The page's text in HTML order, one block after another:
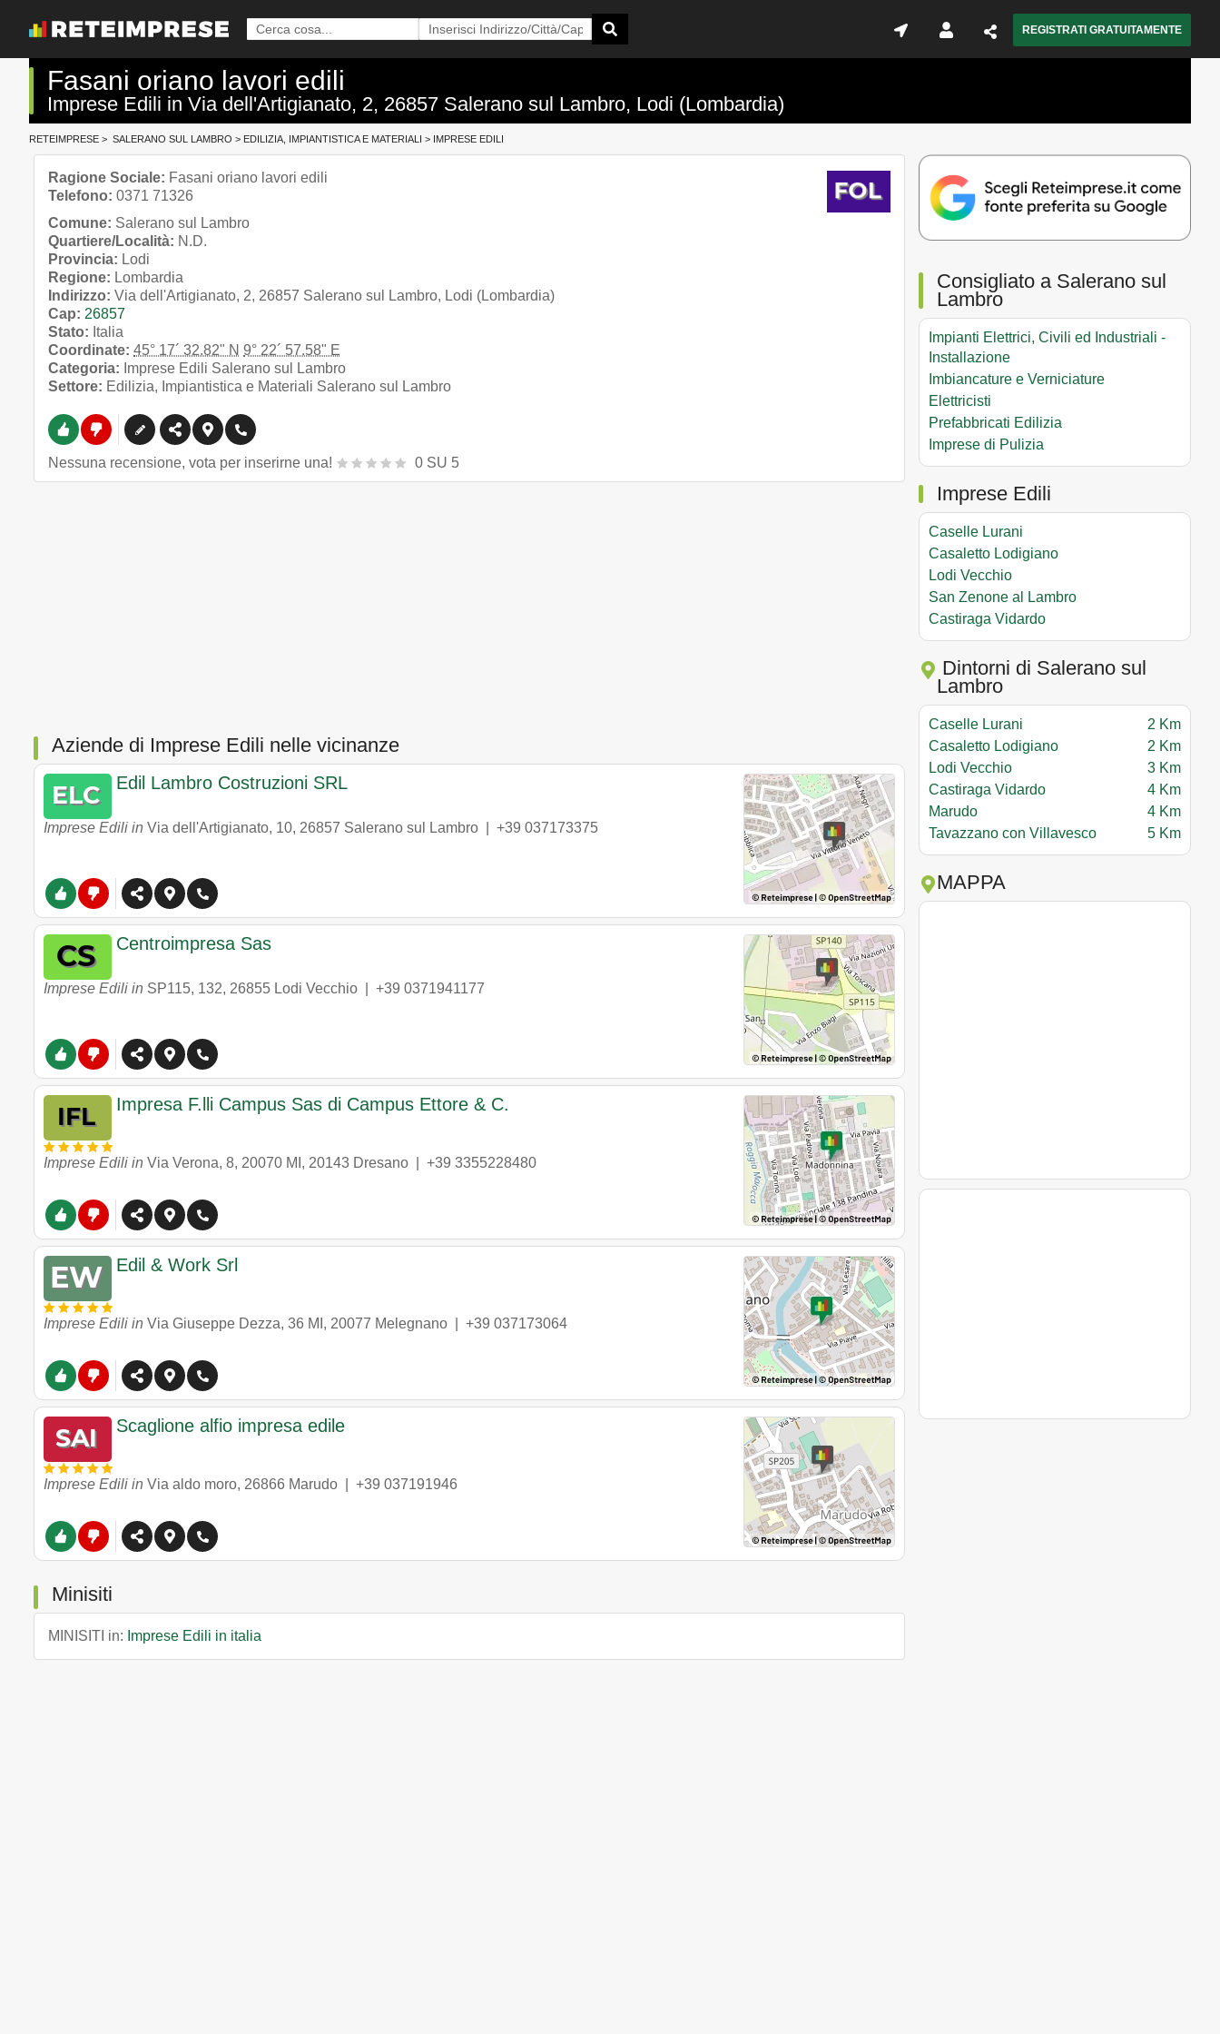
REGISTRATI GRATUITAMENTE
Fasani oriano lavori edili
Imprese Edili in Via dell'Artigianato, 2, 26857 Salerano sul Lambro, Lodi (Lombardia)
RETEIMPRESE > SALERANO SUL LAMBRO > EDILIZIA, IMPIANTISTICA E MATERIALI > IMPRESE EDILI
Ragione Sociale: Fasani oriano lavori edili
Telefono: 0371 71326
Comune: Salerano sul Lambro
Quartiere/Località: N.D.
Provincia: Lodi
Regione: Lombardia
Indirizzo: Via dell'Artigianato, 2, 26857 Salerano sul Lambro, Lodi (Lombardia)
Cap: 26857
Stato: Italia
Coordinate: 45° 17´ 32.82" N 9° 22´ 57.58" E
Categoria: Imprese Edili Salerano sul Lambro
Settore: Edilizia, Impiantistica e Materiali Salerano sul Lambro
Nessuna recensione, vota per inserirne una! 0 SU 5
Aziende di Imprese Edili nelle vicinanze
Edil Lambro Costruzioni SRL
Imprese Edili in Via dell'Artigianato, 10, 26857 Salerano sul Lambro +39 037173375
Centroimpresa Sas
Imprese Edili in SP115, 132, 26855 Lodi Vecchio +39 0371941177
Impresa F.lli Campus Sas di Campus Ettore & C.
Imprese Edili in Via Verona, 8, 20070 MI , 20143 Dresano +39 3355228480
Edil & Work Srl
Imprese Edili in Via Giuseppe Dezza, 36 MI , 20077 Melegnano +39 037173064
Scaglione alfio impresa edile
Imprese Edili in Via aldo moro, 26866 Marudo +39 037191946
Minisiti
MINISITI in: Imprese Edili in italia
Consigliato a Salerano sul
Lambro
Impianti Elettrici, Civili ed Industriali -
Installazione
Imbiancature e Verniciature
Elettricisti
Prefabbricati Edilizia
Imprese di Pulizia
Imprese Edili
Caselle Lurani
Casaletto Lodigiano
Lodi Vecchio
San Zenone al Lambro
Castiraga Vidardo
Dintorni di Salerano sul
Lambro
Caselle Lurani
2 Km
Casaletto Lodigiano
2 Km
Lodi Vecchio
3 Km
Castiraga Vidardo
4 Km
Marudo
4 Km
Tavazzano con Villavesco
5 Km
MAPPA